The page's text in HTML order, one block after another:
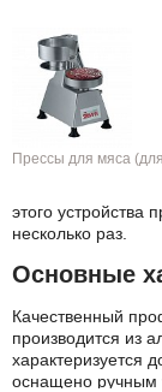
Прессы для мяса
этого устройства
несколько раз.
Основные
Качественный
производится из
характеризуется
оснащено ручным